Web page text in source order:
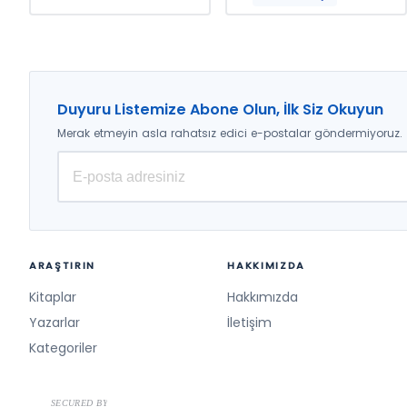
Üstünbulut, Sümeyya
Duyuru Listemize Abone Olun, İlk Siz Okuyun
Merak etmeyin asla rahatsız edici e-postalar göndermiyoruz.
ARAŞTIRIN
Kitaplar
Yazarlar
Kategoriler
HAKKIMIZDA
Hakkımızda
İletişim